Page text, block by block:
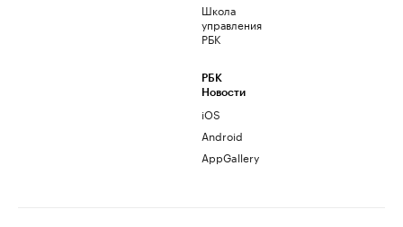
Школа
управления
РБК
РБК
Новости
iOS
Android
AppGallery